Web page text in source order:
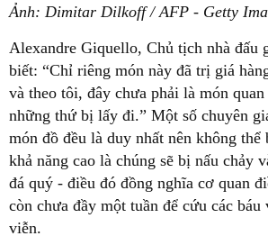
Ảnh: Dimitar Dilkoff / AFP - Getty
Alexandre Giquello, Chủ tịch nhà đấu
biết: “Chỉ riêng món này đã trị giá
và theo tôi, đây chưa phải là món
những thứ bị lấy đi.” Một số chuyên
món đồ đều là duy nhất nên không thể
khả năng cao là chúng sẽ bị nấu chảy
đá quý - điều đó đồng nghĩa cơ quan
còn chưa đầy một tuần để cứu các
viễn.